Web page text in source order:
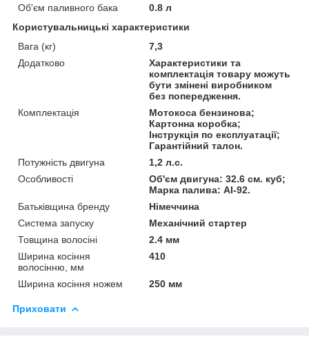
Об'єм паливного бака
0.8 л
Користувальницькі характеристики
Вага (кг)
7,3
Додатково
Характеристики та
комплектація товару можуть
бути змінені виробником
без попередження.
Комплектація
Мотокоса бензинова;
Картонна коробка;
Інструкція по експлуатації;
Гарантійний талон.
Потужність двигуна
1,2 л.с.
Особливості
Об'єм двигуна: 32.6 см. куб;
Марка палива: АІ-92.
Батьківщина бренду
Німеччина
Система запуску
Механічний стартер
Товщина волосіні
2.4 мм
Ширина косіння
волосінню, мм
410
Ширина косіння ножем 250 мм
Приховати